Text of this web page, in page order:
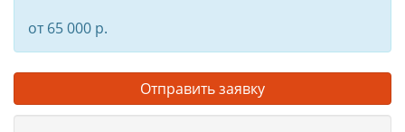
от 65 000 р.
Отправить заявку